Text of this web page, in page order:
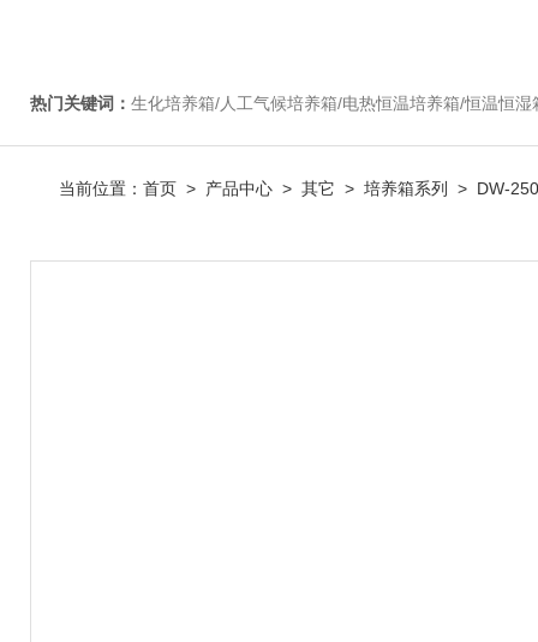
热门关键词： 生化培养箱/人工气候培养箱/电热恒温培养箱/恒温恒湿箱/光照培养箱/二氧化碳培养箱
当前位置： 首页 > 产品中心 > 其它 > 培养箱系列 > DW-